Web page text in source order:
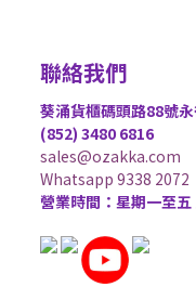
聯絡我們
葵涌貨櫃碼頭路88號
(852) 3480 6816
sales@ozakka.com
Whatsapp 9338 2072
營業時間：星期一至